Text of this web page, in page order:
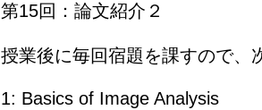
第15回：論文紹介２
授業後に毎回宿題を課すので、
1: Basics of Image Analysis